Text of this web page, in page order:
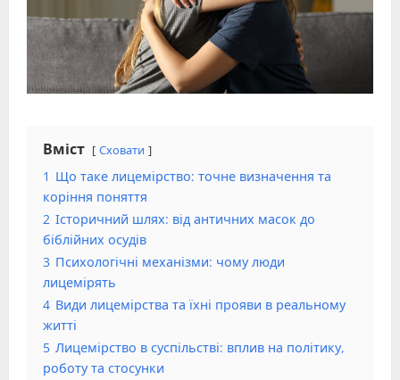
Вміст Сховати
1 Що таке лицемірство: точне визначення та
коріння поняття
2 Історичний шлях: від античних масок до
біблійних осудів
3 Психологічні механізми: чому люди
лицемірять
4 Види лицемірства та їхні прояви в реальному
житті
5 Лицемірство в суспільстві: вплив на політику,
роботу та стосунки